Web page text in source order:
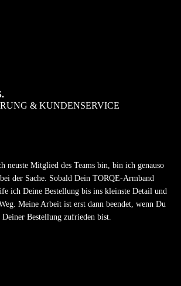
& KUNDENSERVICE
neuste Mitglied des Teams bin, bin ich genauso
der Sache. Sobald Dein TORQE-Armband
ich Deine Bestellung bis ins kleinste Detail und
Meine Arbeit ist erst dann beendet, wenn Du
Bestellung zufrieden bist.